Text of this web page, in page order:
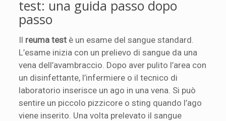
test: una guida passo dopo
passo
Il reuma test è un esame del sangue standard.
L’esame inizia con un prelievo di sangue da una
vena dell’avambraccio. Dopo aver pulito l’area con
un disinfettante, l’infermiere o il tecnico di
laboratorio inserisce un ago in una vena. Si può
sentire un piccolo pizzicore o sting quando l’ago
viene inserito. Una volta prelevato il sangue